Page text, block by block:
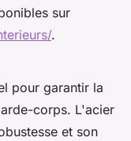
sur
.
pour garantir la
corps. L'acier
et son